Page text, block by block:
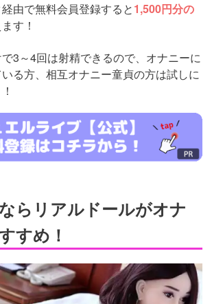
由で無料会員登録すると1,500円分の
す！
3～4回は射精できるので、オナニーに
る方、相互オナニー童貞の方は試しに
らリアルドールがオナ
すめ！